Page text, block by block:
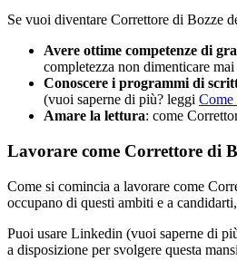
Se vuoi diventare Correttore di Bozze
Avere ottime competenze di
completezza non dimenticare
Conoscere i programmi di
(vuoi saperne di più? leggi Come
Amare la lettura: come
Lavorare come Correttore di
Come si comincia a lavorare come
occupano di questi ambiti e a
Puoi usare Linkedin (vuoi saperne di
a disposizione per svolgere questa